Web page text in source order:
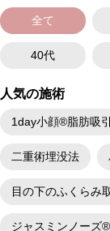
全て
40代
人気の施術
1day小顔®脂肪吸引
二重術埋没法
目の下のふくらみ
ジャスミンノーズ®